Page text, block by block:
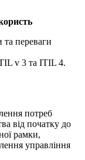
та переваги
v 3 та ITIL 4.
потреб
від початку до
рамки,
управління